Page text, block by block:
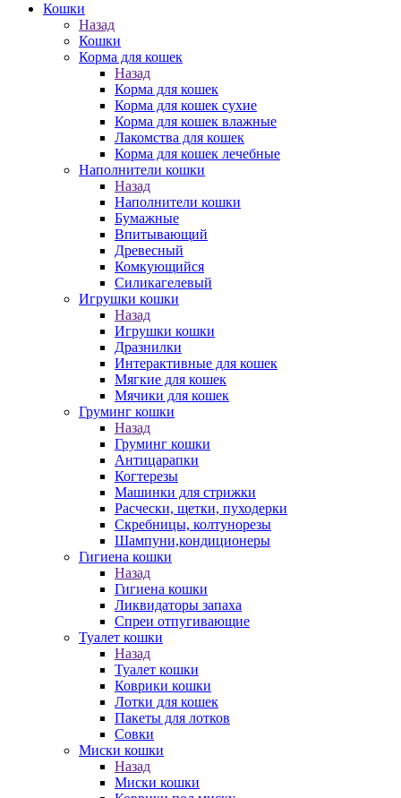
Кошки
Назад
Кошки
Корма для кошек
Назад
Корма для кошек
Корма для кошек сухие
Корма для кошек влажные
Лакомства для кошек
Корма для кошек лечебные
Наполнители кошки
Назад
Наполнители кошки
Бумажные
Впитывающий
Древесный
Комкующийся
Силикагелевый
Игрушки кошки
Назад
Игрушки кошки
Дразнилки
Интерактивные для кошек
Мягкие для кошек
Мячики для кошек
Груминг кошки
Назад
Груминг кошки
Антицарапки
Когтерезы
Машинки для стрижки
Расчески, щетки, пуходерки
Скребницы, колтунорезы
Шампуни,кондиционеры
Гигиена кошки
Назад
Гигиена кошки
Ликвидаторы запаха
Спреи отпугивающие
Туалет кошки
Назад
Туалет кошки
Коврики кошки
Лотки для кошек
Пакеты для лотков
Совки
Миски кошки
Назад
Миски кошки